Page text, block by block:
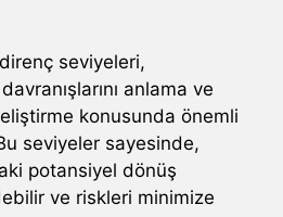
seviyeleri,
anlama ve
konusunda önemli
seviyeler sayesinde,
potansiyel dönüş
ve riskleri minimize